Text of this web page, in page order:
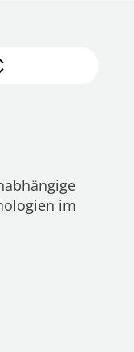
im